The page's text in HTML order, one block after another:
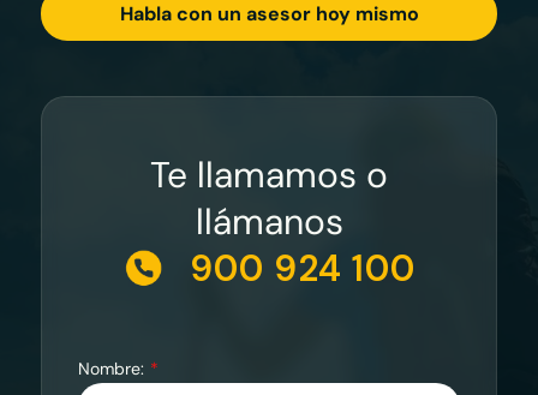
Habla con un asesor hoy mismo
Te llamamos o
llámanos
900 924 100
Nombre: